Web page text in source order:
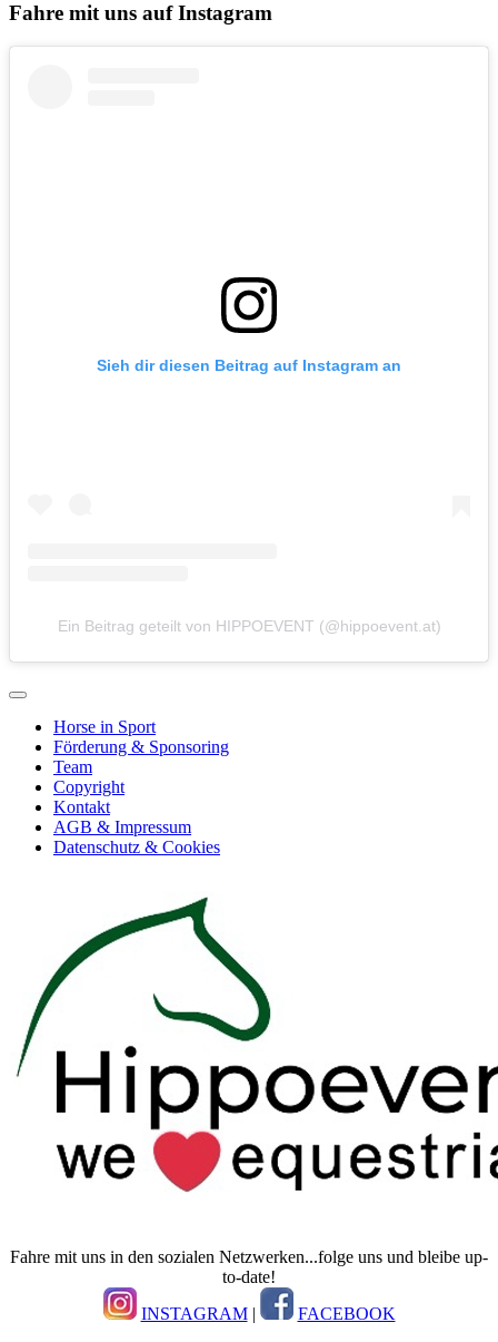
Fahre mit uns auf Instagram
Sieh dir diesen Beitrag auf Instagram an
Ein Beitrag geteilt von HIPPOEVENT (@hippoevent.at)
Horse in Sport
Förderung & Sponsoring
Team
Copyright
Kontakt
AGB & Impressum
Datenschutz & Cookies
Fahre mit uns in den sozialen Netzwerken...folge uns und bleibe up-
to-date!
INSTAGRAM| FACEBOOK